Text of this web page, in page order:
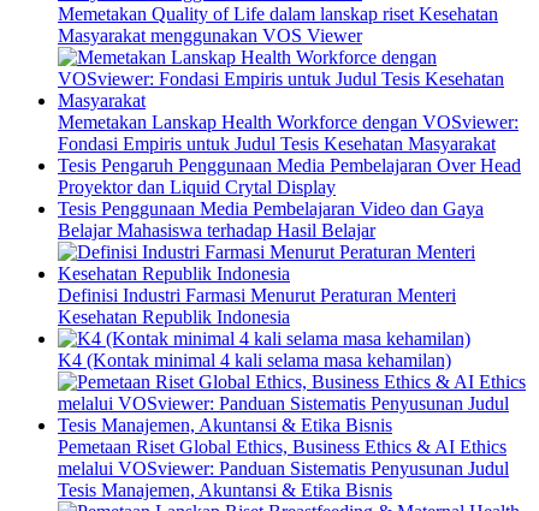
Memetakan Quality of Life dalam lanskap riset Kesehatan
Masyarakat menggunakan VOS Viewer
Memetakan Lanskap Health Workforce dengan VOSviewer:
Fondasi Empiris untuk Judul Tesis Kesehatan Masyarakat
Tesis Pengaruh Penggunaan Media Pembelajaran Over Head
Proyektor dan Liquid Crytal Display
Tesis Penggunaan Media Pembelajaran Video dan Gaya
Belajar Mahasiswa terhadap Hasil Belajar
Definisi Industri Farmasi Menurut Peraturan Menteri
Kesehatan Republik Indonesia
K4 (Kontak minimal 4 kali selama masa kehamilan)
Pemetaan Riset Global Ethics, Business Ethics & AI Ethics
melalui VOSviewer: Panduan Sistematis Penyusunan Judul
Tesis Manajemen, Akuntansi & Etika Bisnis